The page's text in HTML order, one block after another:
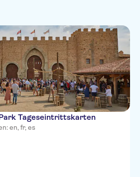
Tageseintrittskarten
en, fr, es